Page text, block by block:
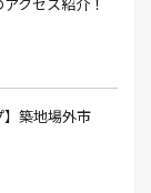
イト(1）
ル(1）
クセス紹介！
】築地場外市